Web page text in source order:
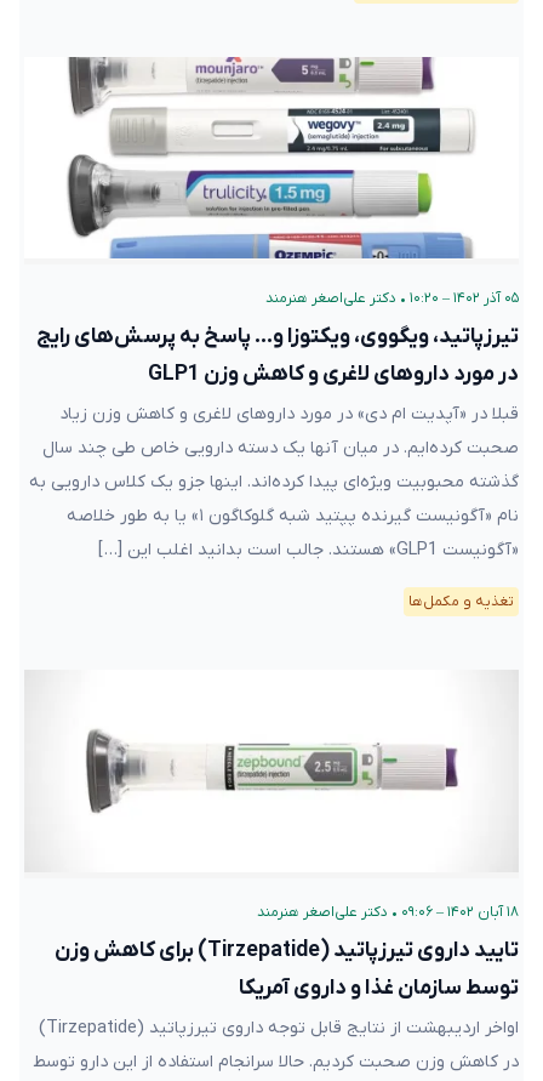
۰۵ آذر ۱۴۰۲ – ۱۰:۲۰ • دکتر علی‌اصغر هنرمند
تیرزپاتید، ویگووی، ویکتوزا و… پاسخ به پرسش‌های رایج
در مورد داروهای لاغری و کاهش وزن GLP1
قبلا در «آپدیت ام دی» در مورد داروهای لاغری و کاهش وزن زیاد
صحبت کرده‌ایم. در میان آنها یک دسته دارویی خاص طی چند سال
گذشته محبوبیت ویژه‌ای پیدا کرده‌اند. اینها جزو یک کلاس دارویی به
نام «آگونیست گیرنده پپتید شبه گلوکاگون ۱» یا به طور خلاصه
«آگونیست GLP1» هستند. جالب است بدانید اغلب این […]
تغذیه و مکمل‌ها
۱۸ آبان ۱۴۰۲ – ۰۹:۰۶ • دکتر علی‌اصغر هنرمند
تایید داروی تیرزپاتید (Tirzepatide) برای کاهش وزن
توسط سازمان غذا و داروی آمریکا
اواخر اردیبهشت از نتایج قابل توجه داروی تیرزپاتید (Tirzepatide)
در کاهش وزن صحبت کردیم. حالا سرانجام استفاده از این دارو توسط